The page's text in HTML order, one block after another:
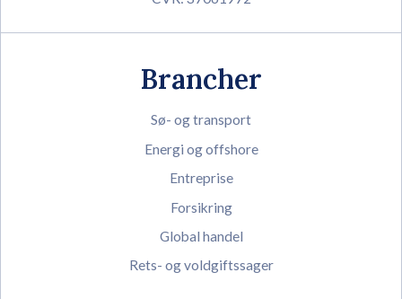
Brancher
Sø- og transport
Energi og offshore
Entreprise
Forsikring
Global handel
Rets- og voldgiftssager